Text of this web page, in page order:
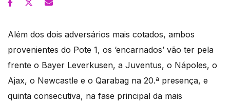
Além dos dois adversários mais cotados, ambos
provenientes do Pote 1, os ‘encarnados’ vão ter pela
frente o Bayer Leverkusen, a Juventus, o Nápoles, o
Ajax, o Newcastle e o Qarabag na 20.ª presença, e
quinta consecutiva, na fase principal da mais